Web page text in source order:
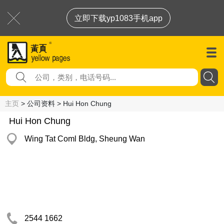
立即下载yp1083手机app
主页 > 公司资料 > Hui Hon Chung
Hui Hon Chung
Wing Tat Coml Bldg, Sheung Wan
2544 1662